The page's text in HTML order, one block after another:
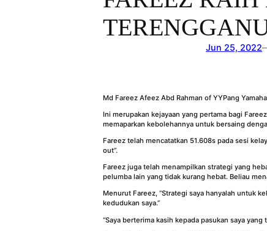
Jun 25, 2022
Md Fareez Afeez Abd Rahman of YYPang
Ini merupakan kejayaan yang pertama bagi
memaparkan kebolehannya untuk bersaing
Fareez telah mencatatkan 51.608s pada sesi
out”.
Fareez juga telah menampilkan strategi yang
pelumba lain yang tidak kurang hebat. Beliau
Menurut Fareez, “Strategi saya hanyalah untuk
kedudukan saya.”
“Saya berterima kasih kepada pasukan saya